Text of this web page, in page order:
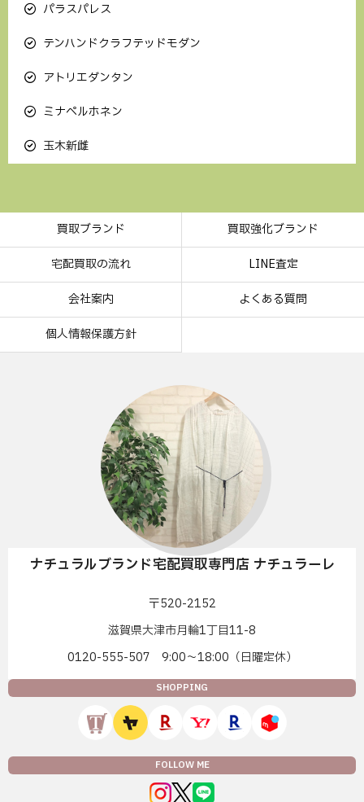
パラスパレス
テンハンドクラフテッドモダン
アトリエダンタン
ミナペルホネン
玉木新雌
買取ブランド 買取強化ブランド
宅配買取の流れ LINE査定
会社案内 よくある質問
個人情報保護方針
ナチュラルブランド宅配買取専門店 ナチュラーレ
〒520-2152
滋賀県大津市月輪1丁目11-8
0120-555-507 9:00〜18:00（日曜定休）
SHOPPING
FOLLOW ME